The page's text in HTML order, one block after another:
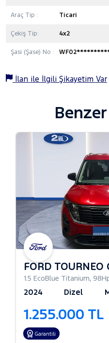
Araç Tip : Ticari
Çekiş Tip: 4x2
Şasi (Şase) No :
İlan ile İlgili Şikayetim Var
FORD TOURNEO
1.5 EcoBlue Titanium,
2024 Dizel
1.255.000 TL
Garantili